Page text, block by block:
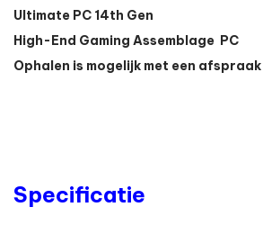
Ultimate PC 14th Gen
High-End Gaming Assemblage PC
Ophalen is mogelijk met een afspraak
Specificatie